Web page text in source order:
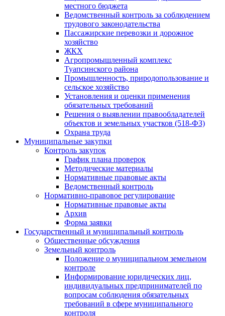
местного бюджета
Ведомственный контроль за соблюдением
трудового законодательства
Пассажирские перевозки и дорожное
хозяйство
ЖКХ
Агропромышленный комплекс
Туапсинского района
Промышленность, природопользование и
сельское хозяйство
Установления и оценки применения
обязательных требований
Решения о выявлении правообладателей
объектов и земельных участков (518-ФЗ)
Охрана труда
Муниципальные закупки
Контроль закупок
График плана проверок
Методические материалы
Нормативные правовые акты
Ведомственный контроль
Нормативно-правовое регулирование
Нормативные правовые акты
Архив
Форма заявки
Государственный и муниципальный контроль
Общественные обсуждения
Земельный контроль
Положение о муниципальном земельном
контроле
Информирование юридических лиц,
индивидуальных предпринимателей по
вопросам соблюдения обязательных
требований в сфере муниципального
контроля